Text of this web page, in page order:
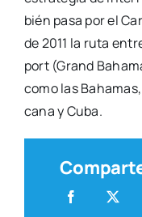
bién pasa por el
de 2011 la ruta
port (Grand
como las
ca­na y Cuba.